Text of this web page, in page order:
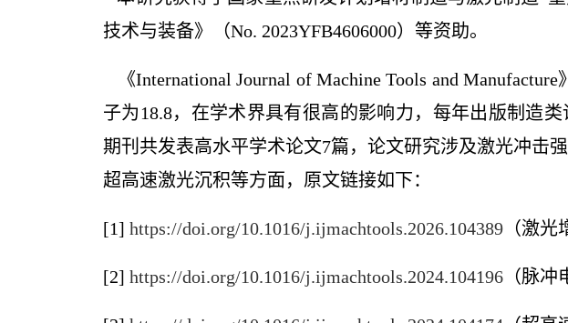
技术与装备》（No. 2023YFB4606000）等资助。
《International Journal of Machine Tools and Manufacture
子为18.8，在学术界具有很高的影响力，每年出版制造类
期刊共发表高水平学术论文7篇，论文研究涉及激光冲击
超高速激光沉积等方面，原文链接如下：
[1] https://doi.org/10.1016/j.ijmachtools.2026.104389 （激光
[2] https://doi.org/10.1016/j.ijmachtools.2024.104196 （脉